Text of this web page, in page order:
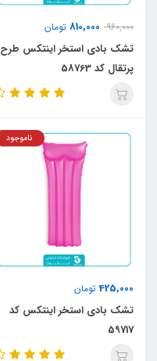
960,000
810,000 تومان
تشک بادی استخر اینتکس طرح
پرتقال کد 58763
425,000تومان
ناموجود
تشک بادی استخر اینتکس کد
59717